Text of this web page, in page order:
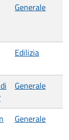
Generale
Edilizia
Generale
Generale